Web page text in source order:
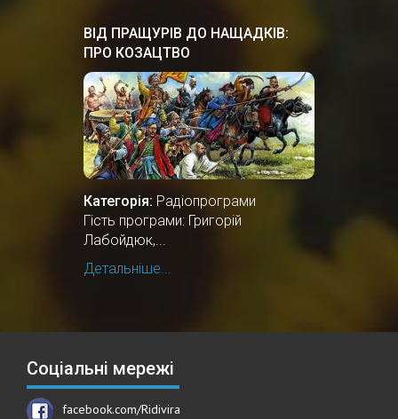
ВІД ПРАЩУРІВ ДО НАЩАДКІВ:
ПРО КОЗАЦТВО
Категорія: Радіопрограми
Гість програми: Григорій
Лабойдюк,...
Детальніше...
Соціальні мережі
facebook.com/Ridivira